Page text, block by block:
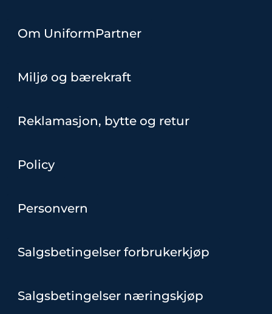
Om UniformPartner
Miljø og bærekraft
Reklamasjon, bytte og retur
Policy
Personvern
Salgsbetingelser forbrukerkjøp
Salgsbetingelser næringskjøp